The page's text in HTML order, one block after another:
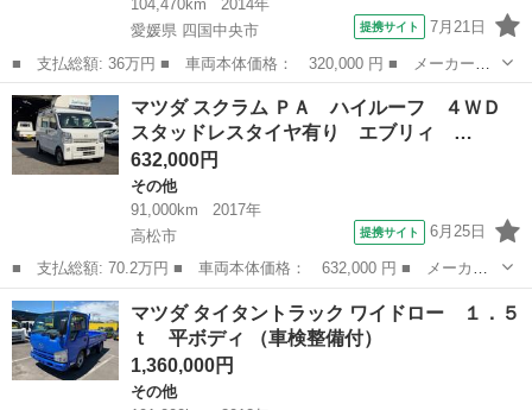
104,470km
2014年
愛媛県 四国中央市
提携サイト 7月21日
■ 支払総額: 36万円 ■ 車両本体価格： 320,000 円 ■ メーカー
名： マツダ ■ 車種名： スクラム ■ グレード名： ＰＣ キー
レス パワーウインド ■ 排気量： 660cc ■ ドア枚数： 5D ■ ミ
ッ...
愛媛 四国中央市 その他
マツダ スクラム ＰＡ ハイルーフ ４ＷＤ
スタッドレスタイヤ有り エブリィ …
632,000円
その他
91,000km
2017年
高松市
提携サイト 6月25日
■ 支払総額: 70.2万円 ■ 車両本体価格： 632,000 円 ■ メーカー
名： マツダ ■ 車種名： スクラム ■ グレード名： ＰＡ ハイ
ルーフ ４ＷＤ スタッドレスタイヤ有り エブリィ （スペリアホ
ワイト） ■...
香川 高松市 その他
マツダ タイタントラック ワイドロー １．５
ｔ 平ボディ （車検整備付）
1,360,000円
その他